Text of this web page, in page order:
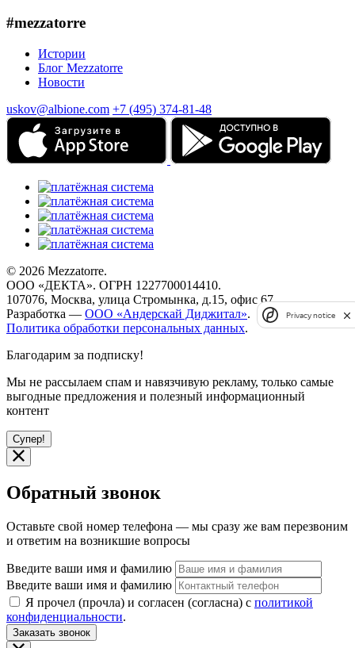
#mezzatorre
Истории
Блог Mezzatorre
Новости
uskov@albione.com +7 (495) 374-81-48
© 2026 Mezzatorre.
ООО «ДЕКТА». ОГРН 1227700014410.
107076, Москва, улица Стромынка, д.15, офис 67.
Разработка — ООО «Андерскай Диджитал».
Политика обработки персональных данных.
Благодарим за подписку!
Мы не рассылаем спам и навязчивую рекламу, только самые
выгодные предложения и полезный информационный
контент
Супер!
Обратный звонок
Оставьте свой номер телефона — мы сразу же вам перезвоним
и ответим на возникшие вопросы
Введите ваши имя и фамилию
Введите ваши имя и фамилию
Я прочел (прочла) и согласен (согласна) с политикой
конфиденциальности.
Заказать звонок
Privacy notice